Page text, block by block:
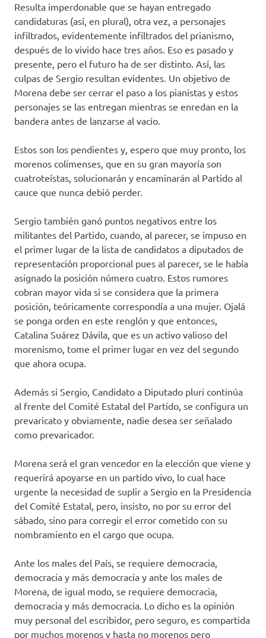
Resulta imperdonable que se hayan entregado
candidaturas (así, en plural), otra vez, a personajes
infiltrados, evidentemente infiltrados del prianismo,
después de lo vivido hace tres años. Eso es pasado y
presente, pero el futuro ha de ser distinto. Así, las
culpas de Sergio resultan evidentes. Un objetivo de
Morena debe ser cerrar el paso a los pianistas y estos
personajes se las entregan mientras se enredan en la
bandera antes de lanzarse al vacío.
Estos son los pendientes y, espero que muy pronto, los
morenos colimenses, que en su gran mayoría son
cuatroteístas, solucionarán y encaminarán al Partido al
cauce que nunca debió perder.
Sergio también ganó puntos negativos entre los
militantes del Partido, cuando, al parecer, se impuso en
el primer lugar de la lista de candidatos a diputados de
representación proporcional pues al parecer, se le había
asignado la posición número cuatro. Estos rumores
cobran mayor vida si se considera que la primera
posición, teóricamente correspondía a una mujer. Ojalá
se ponga orden en este renglón y que entonces,
Catalina Suárez Dávila, que es un activo valioso del
morenismo, tome el primer lugar en vez del segundo
que ahora ocupa.
Además si Sergio, Candidato a Diputado pluri continúa
al frente del Comité Estatal del Partido, se configura un
prevaricato y obviamente, nadie desea ser señalado
como prevaricador.
Morena será el gran vencedor en la elección que viene y
requerirá apoyarse en un partido vivo, lo cual hace
urgente la necesidad de suplir a Sergio en la Presidencia
del Comité Estatal, pero, insisto, no por su error del
sábado, sino para corregir el error cometido con su
nombramiento en el cargo que ocupa.
Ante los males del País, se requiere democracia,
democracia y más democracia y ante los males de
Morena, de igual modo, se requiere democracia,
democracia y más democracia. Lo dicho es la opinión
muy personal del escribidor, pero seguro, es compartida
por muchos morenos y hasta no morenos pero